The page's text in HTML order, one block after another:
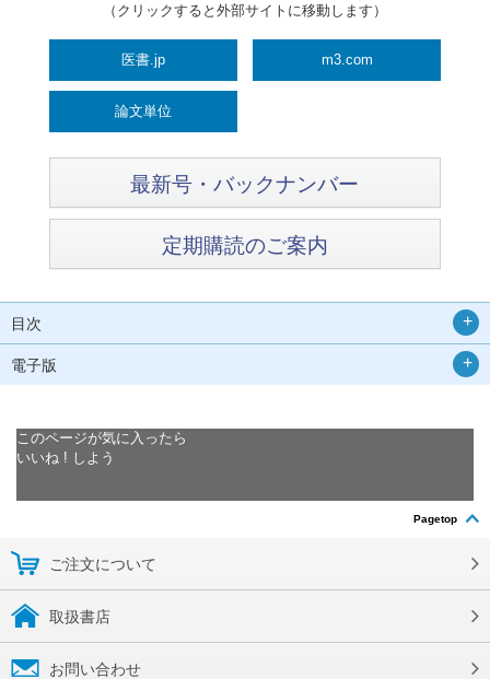
（クリックすると外部サイトに移動します）
医書.jp m3.com
論文単位
最新号・バックナンバー
定期購読のご案内
目次
電子版
このページが気に入ったら
いいね ! しよう
Pagetop
ご注文について
取扱書店
お問い合わせ